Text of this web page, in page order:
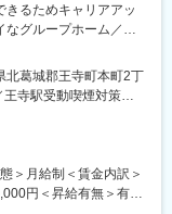
の流れや運営につい
ていただきます。
という形で仕事を
うために、介護スキ
ネジメント研修など
きるためキャリアアッ
グループホーム／親
居者様が安心して暮
経験の方も安心して
上げてくださる方、
北葛城郡王寺町本町2丁
寺駅受動喫煙対策：
＞月給制＜賃金内訳＞
円＜昇給有無＞有＜